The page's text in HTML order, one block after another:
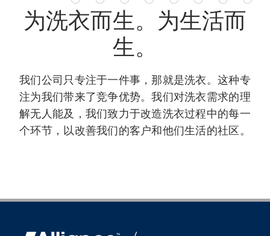
为洗衣而生。为生活而
生。
我们公司只专注于一件事，那就是洗衣。这种专
注为我们带来了竞争优势。我们对洗衣需求的理
解无人能及，我们致力于改造洗衣过程中的每一
个环节，以改善我们的客户和他们生活的社区。